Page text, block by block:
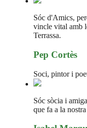
Sóc d'Amics,
vincle vital amb
Terrassa.
Pep Cortès
Soci, pintor i
Sóc sòcia i
que fa a la